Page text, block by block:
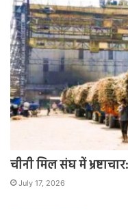
चीनी मिल संघ में
July 17, 2026